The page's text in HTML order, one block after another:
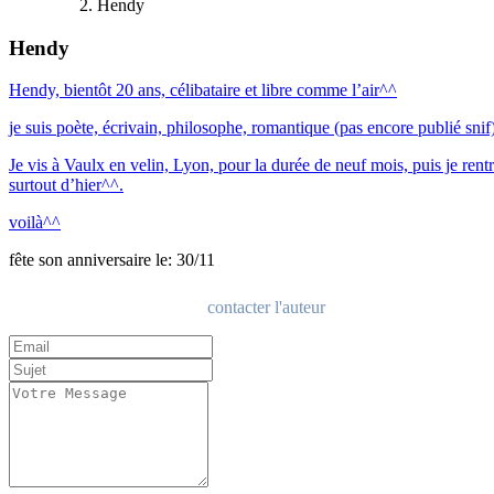
Hendy
Hendy
Hendy, bientôt 20 ans, célibataire et libre comme l’air^^
je suis poète, écrivain, philosophe, romantique (pas encore publié
Je vis à Vaulx en velin, Lyon, pour la durée de neuf mois, puis je
surtout d’hier^^.
voilà^^
fête son anniversaire le: 30/11
contacter l'auteur